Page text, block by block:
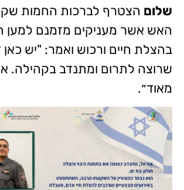
שלום הצטרף לברכות החמות
האש אשר מעניקים מזמנם למען
בהצלת חיים ורכוש ואמר: "יש כאן
שרוצה לתרום ומתנדב בקהילה.
מאוד״.